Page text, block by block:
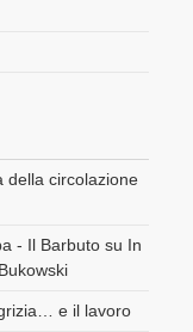
della circolazione
- Il Barbuto su In
e il lavoro